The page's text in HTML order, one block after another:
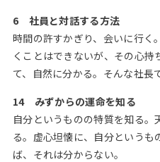
6 社員と対話する方法
時間の許すかぎり、会いに行く
くことはできないが、その心
て、自然に分かる。そんな社長
14 みずからの運命を知る
自分というものの特質を知る
る。虚心坦懐に、自分という
ば、それは分からない。